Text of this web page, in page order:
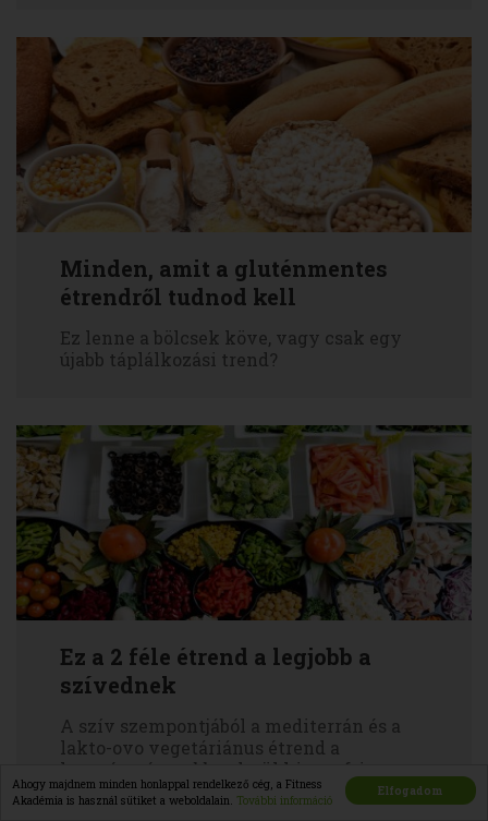
Elfogadom
Ahogy majdnem minden honlappal rendelkező cég, a Fitness
Akadémia is használ sütiket a weboldalain. További információ
Minden, amit a gluténmentes
étrendről tudnod kell
Ez lenne a bölcsek köve, vagy csak egy
újabb táplálkozási trend?
Ez a 2 féle étrend a legjobb a
szívednek
A szív szempontjából a mediterrán és a
lakto-ovo vegetáriánus étrend a
legegészségesebb – derül ki egy friss
kutatásból.